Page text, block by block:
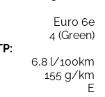
Euro 6e
4 (Green)
6,8 l/100km
155 g/km
E